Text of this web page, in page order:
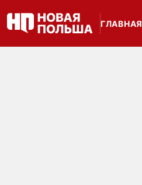
ГЛАВНАЯ